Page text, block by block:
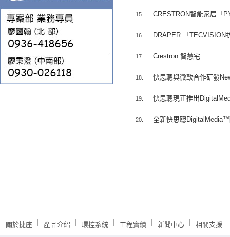
15. CRESTRON智能家居「
16. DRAPER 「TECVISION
17. Crestron 智慧宅
18. 快思聰與微軟合作研發
19. 快思聰現正推出
20. 全新快思聰
關於捷座 產品介紹 環控系統 工程實績 新聞中心 相關支援